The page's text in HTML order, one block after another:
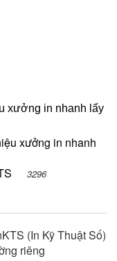
xưởng in nhanh lấy
xưởng in nhanh
3296